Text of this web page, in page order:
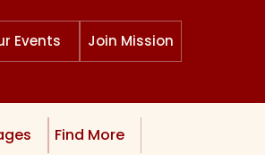
Events Join Mission
Find More